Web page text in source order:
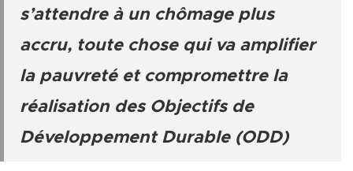
s’attendre à un chômage plus
accru, toute chose qui va amplifier
la pauvreté et compromettre la
réalisation des Objectifs de
Développement Durable (ODD)